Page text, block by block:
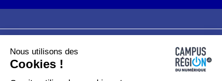
Plan du site
Nous utilisons des
Cookies !